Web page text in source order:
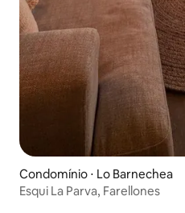
Condomínio ⋅ Lo Barnechea
Esqui La Parva, Farellones